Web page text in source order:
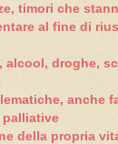
timori che
al fine di
alcool, droghe,
anche
palliative
della propria